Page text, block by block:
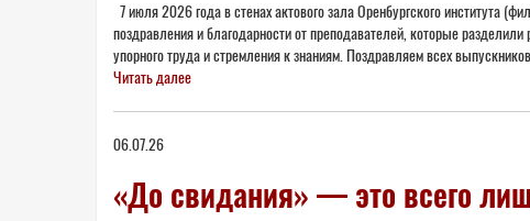
7 июля 2026 года в стенах актового зала Оренбургского института
поздравления и благодарности от преподавателей, которые
упорного труда и стремления к знаниям. Поздравляем всех
Читать далее
06.07.26
«До свидания» — это всего